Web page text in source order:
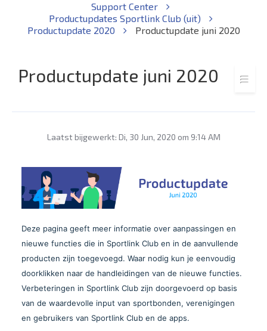
Support Center
Productupdates Sportlink Club (uit)
Productupdate 2020
Productupdate juni 2020
Productupdate juni 2020
Laatst bijgewerkt: Di, 30 Jun, 2020 om 9:14 AM
Deze pagina geeft meer informatie over aanpassingen en
nieuwe functies die in Sportlink Club en in de aanvullende
producten zijn toegevoegd. Waar nodig kun je eenvoudig
doorklikken naar de handleidingen van de nieuwe functies.
Verbeteringen in Sportlink Club zijn doorgevoerd op basis
van de waardevolle input van sportbonden, verenigingen
en gebruikers van Sportlink Club en de apps.